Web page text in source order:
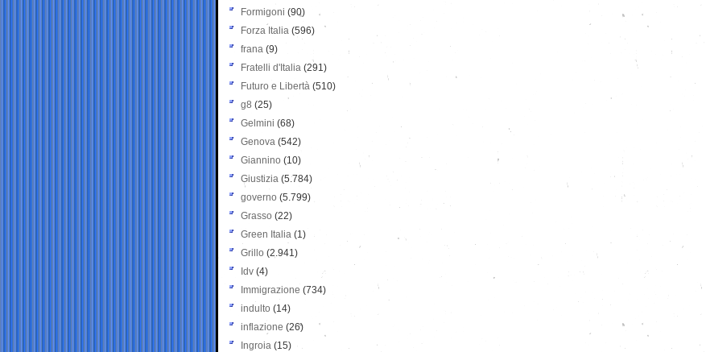
Formigoni (90)
Forza Italia (596)
frana (9)
Fratelli d'Italia (291)
Futuro e Libertà (510)
g8 (25)
Gelmini (68)
Genova (542)
Giannino (10)
Giustizia (5.784)
governo (5.799)
Grasso (22)
Green Italia (1)
Grillo (2.941)
Idv (4)
Immigrazione (734)
indulto (14)
inflazione (26)
Ingroia (15)